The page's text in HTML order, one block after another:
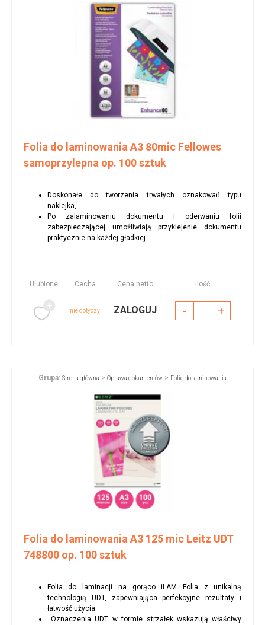
Folia do laminowania A3 80mic Fellowes
samoprzylepna op. 100 sztuk
Doskonałe do tworzenia trwałych oznakowań typu
naklejka,
Po zalaminowaniu dokumentu i oderwaniu folii
zabezpieczającej umożliwiają przyklejenie dokumentu
praktycznie na każdej gładkiej...
Ulubione Cecha Cena netto Ilość
nie dotyczy ZALOGUJ - +
Grupa: Strona główna > Oprawa dokumentów > Folie do laminowania
Folia do laminowania A3 125 mic Leitz UDT
748800 op. 100 sztuk
Folia do laminacji na gorąco iLAM Folia z unikalną
technologią UDT, zapewniająca perfekcyjne rezultaty i
łatwość użycia.
Oznaczenia UDT w formie strzałek wskazują właściwy